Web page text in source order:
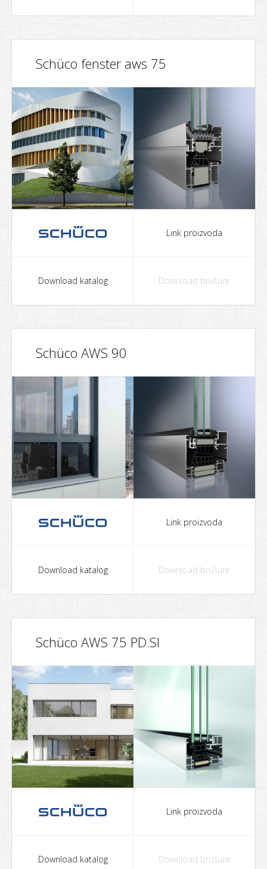
Schüco fenster aws 75
Link proizvoda
Download katalog Download brušure
Schüco AWS 90
Link proizvoda
Download katalog Download brušure
Schüco AWS 75 PD.SI
Link proizvoda
Download katalog Download brušure